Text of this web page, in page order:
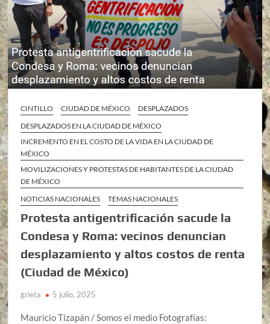
CINTILLO CIUDAD DE MÉXICO
DESPLAZADOS
DESPLAZADOS EN LA CIUDAD DE MÉXICO
INCREMENTO EN EL COSTO DE LA VIDA EN LA CIUDAD DE
MÉXICO
MOVILIZACIONES Y PROTESTAS DE HABITANTES DE LA CIUDAD
DE MÉXICO
NOTICIAS NACIONALES
TEMAS NACIONALES
Protesta antigentrificación sacude la
Condesa y Roma: vecinos denuncian
desplazamiento y altos costos de renta
(Ciudad de México)
grieta 5 julio, 2025
Mauricio Tizapán / Somos el medio Fotografías: